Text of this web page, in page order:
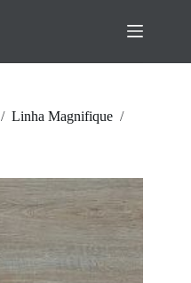
/ Linha Magnifique /